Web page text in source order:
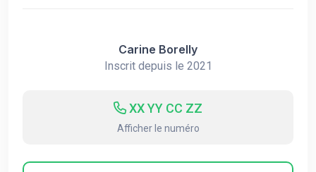
Carine Borelly
Inscrit depuis le 2021
XX YY CC ZZ
Afficher le numéro